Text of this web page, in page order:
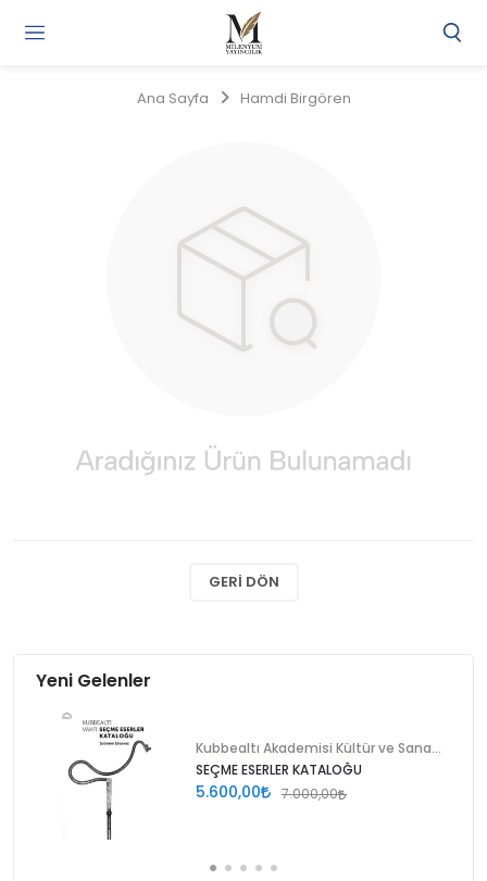
Ana Sayfa Hamdi Birgören
GERI DÖN
Yeni Gelenler
SEÇME ESERLER KATALOĞU
5.600,00 7.000,00